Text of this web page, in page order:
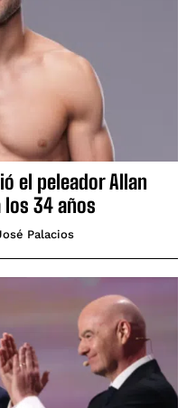
el peleador Allan
34 años
Palacios